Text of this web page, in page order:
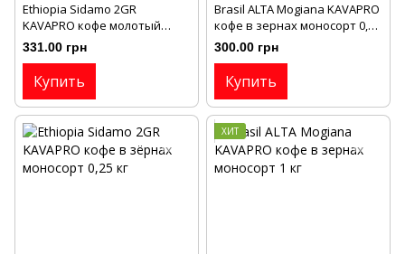
Ethiopia Sidamo 2GR
KAVAPRO кофе молотый
моносорт 0,25 кг
331.00 грн
Купить
Brasil ALTA Mogianа KAVAPRO
кофе в зернах моносорт 0,25
кг
300.00 грн
Купить
ХИТ